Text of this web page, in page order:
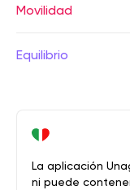
Movilidad
Equilibrio
La aplicación
ni puede